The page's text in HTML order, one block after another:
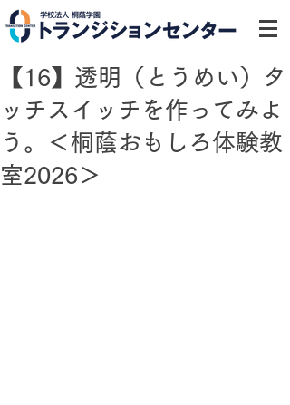
【16】透明（とうめい）タ
ッチスイッチを作ってみよ
う。＜桐蔭おもしろ体験教
室2026＞